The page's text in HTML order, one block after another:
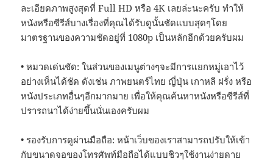
ละเอียดภาพสูงสุดที่ Full HD หรือ 4K เลยล่ะนะครับ ทำให้
หนังหรือซีรีส์บางเรื่องที่คุณได้รับดูนั้นชัดแบบสุดๆโดย
มาตรฐานของความชัดอยู่ที่ 1080p เป็นหลักอีกด้วยครับผม
• หมวดเด่นชัด: ในส่วนของเมนูต่างๆจะมีการแยกหมู่เอาไว้
อย่างเห็นได้ชัด ดังเช่น ภาพยนตร์ไทย ญี่ปุ่น เกาหลี ฝรั่ง หรือ
หนังประเภทอื่นๆอีกมากมาย เพื่อให้คุณค้นหาหนังหรือซีรีส์ที่
ปรารถนาได้ง่ายขึ้นนั่นเองครับผม
• รองรับการดูผ่านมือถือ: หน้าเว็บของเราสามารถปรับให้เข้า
กับขนาดจอของโทรศัพท์มือถือได้แบบชิวๆใช้งานง่ายดาย